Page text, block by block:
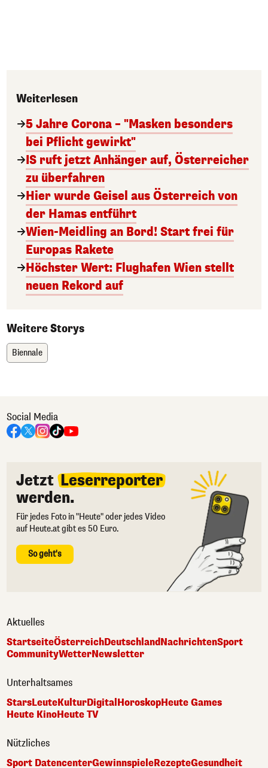
Weiterlesen
5 Jahre Corona – "Masken besonders
bei Pflicht gewirkt"
IS ruft jetzt Anhänger auf, Österreicher
zu überfahren
Hier wurde Geisel aus Österreich von
der Hamas entführt
Wien-Meidling an Bord! Start frei für
Europas Rakete
Höchster Wert: Flughafen Wien stellt
neuen Rekord auf
Weitere Storys
Biennale
Social Media
Jetzt Leserreporter
werden.
Für jedes Foto in "Heute" oder jedes Video
auf Heute.at gibt es 50 Euro.
So geht's
Aktuelles
StartseiteÖsterreichDeutschlandNachrichtenSport
CommunityWetterNewsletter
Unterhaltsames
StarsLeuteKulturDigital HoroskopHeute Games
Heute KinoHeute TV
Nützliches
Sport DatencenterGewinnspieleRezepteGesundheit